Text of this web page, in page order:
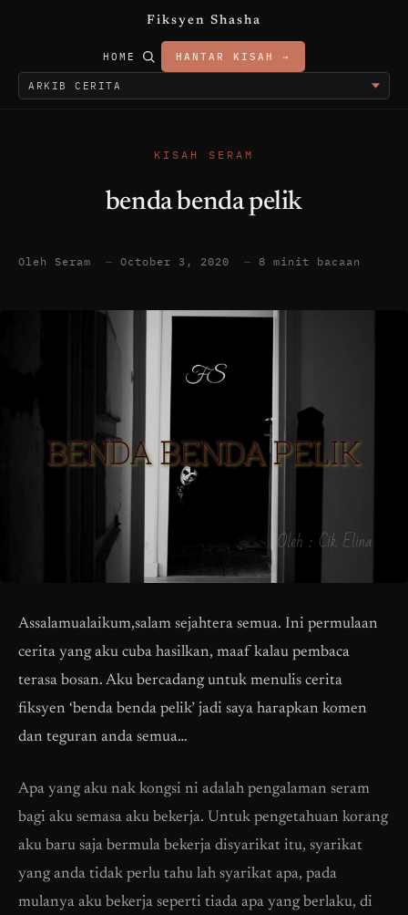
Fiksyen Shasha
HOME HANTAR KISAH →
KISAH SERAM
benda benda pelik
Oleh Seram — October 3, 2020 — 8 minit bacaan
Assalamualaikum,salam sejahtera semua. Ini permulaan
cerita yang aku cuba hasilkan, maaf kalau pembaca
terasa bosan. Aku bercadang untuk menulis cerita
fiksyen ‘benda benda pelik’ jadi saya harapkan komen
dan teguran anda semua…
Apa yang aku nak kongsi ni adalah pengalaman seram
bagi aku semasa aku bekerja. Untuk pengetahuan korang
aku baru saja bermula bekerja disyarikat itu, syarikat
yang anda tidak perlu tahu lah syarikat apa, pada
mulanya aku bekerja seperti tiada apa yang berlaku, di